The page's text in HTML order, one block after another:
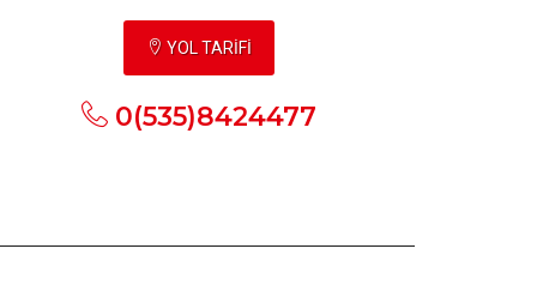
YOL TARİFİ
0(535)8424477